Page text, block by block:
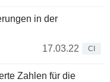
in der
17.03.22
CI
Zahlen für die